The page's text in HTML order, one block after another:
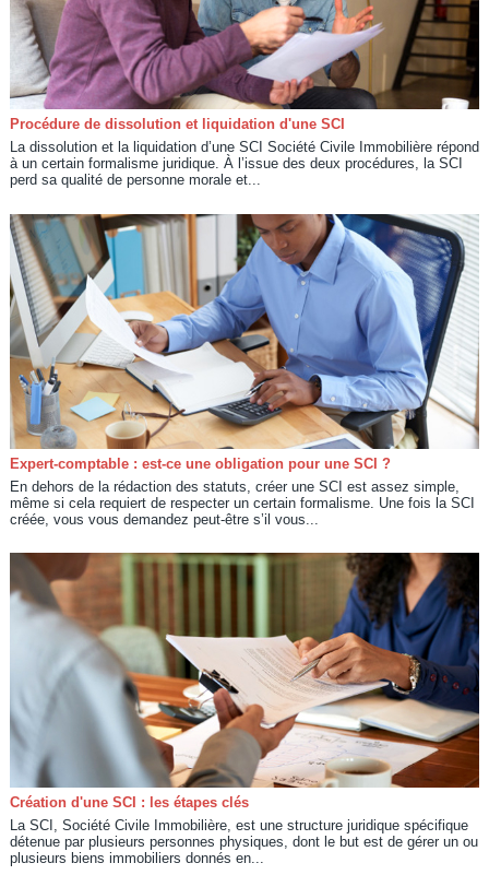
Procédure de dissolution et liquidation d'une SCI
La dissolution et la liquidation d’une SCI Société Civile Immobilière répond
à un certain formalisme juridique. À l’issue des deux procédures, la SCI
perd sa qualité de personne morale et...
Expert-comptable : est-ce une obligation pour une SCI ?
En dehors de la rédaction des statuts, créer une SCI est assez simple,
même si cela requiert de respecter un certain formalisme. Une fois la SCI
créée, vous vous demandez peut-être s’il vous...
Création d'une SCI : les étapes clés
La SCI, Société Civile Immobilière, est une structure juridique spécifique
détenue par plusieurs personnes physiques, dont le but est de gérer un ou
plusieurs biens immobiliers donnés en...